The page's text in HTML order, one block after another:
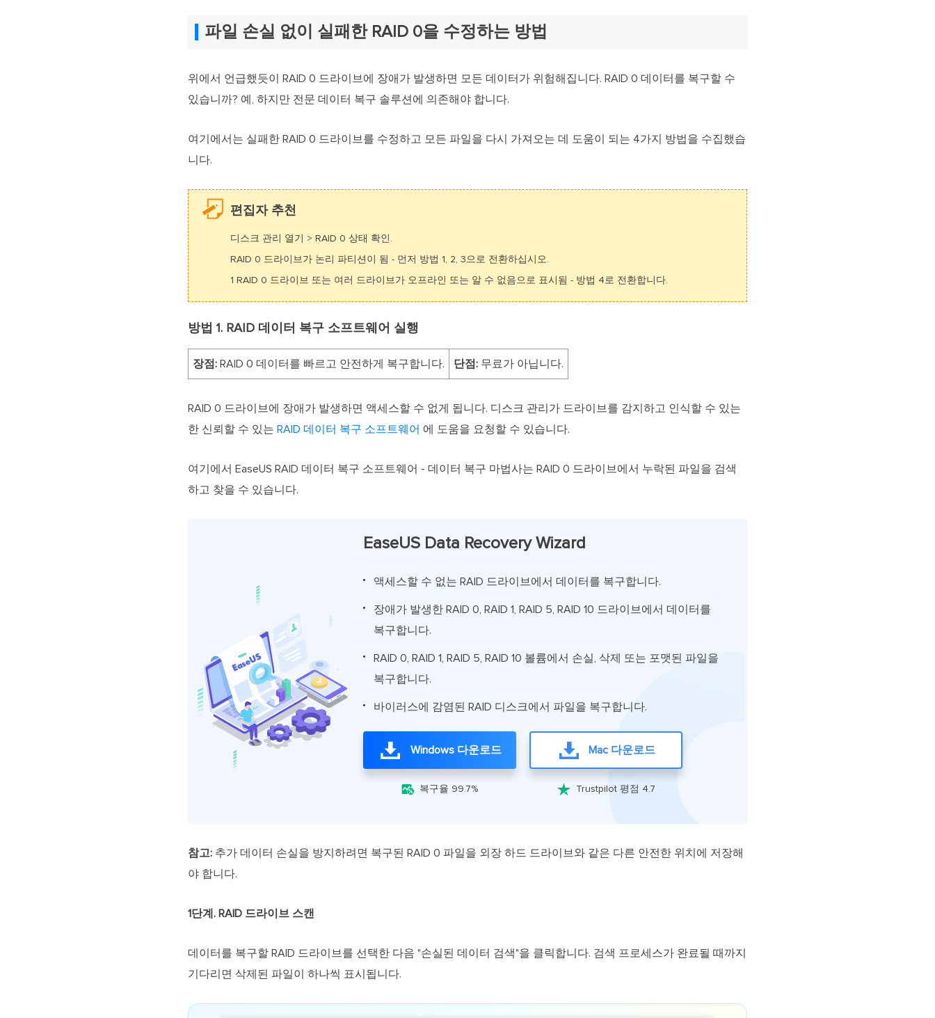
파일 손실 없이 실패한 RAID 0을 수정하는 방법
위에서 언급했듯이 RAID 0 드라이브에 장애가 발생하면 모든 데이터가 위험해집니다. RAID 0 데이터를 복구할 수
있습니까? 예, 하지만 전문 데이터 복구 솔루션에 의존해야 합니다.
여기에서는 실패한 RAID 0 드라이브를 수정하고 모든 파일을 다시 가져오는 데 도움이 되는 4가지 방법을 수집했습
니다.
편집자 추천
디스크 관리 열기 > RAID 0 상태 확인.
RAID 0 드라이브가 논리 파티션이 됨 - 먼저 방법 1, 2, 3으로 전환하십시오.
1 RAID 0 드라이브 또는 여러 드라이브가 오프라인 또는 알 수 없음으로 표시됨 - 방법 4로 전환합니다.
방법 1. RAID 데이터 복구 소프트웨어 실행
장점: RAID 0 데이터를 빠르고 안전하게 복구합니다. 단점: 무료가 아닙니다.
RAID 0 드라이브에 장애가 발생하면 액세스할 수 없게 됩니다. 디스크 관리가 드라이브를 감지하고 인식할 수 있는
한 신뢰할 수 있는 RAID 데이터 복구 소프트웨어 에 도움을 요청할 수 있습니다.
여기에서 EaseUS RAID 데이터 복구 소프트웨어 - 데이터 복구 마법사는 RAID 0 드라이브에서 누락된 파일을 검색
하고 찾을 수 있습니다.
EaseUS Data Recovery Wizard
액세스할 수 없는 RAID 드라이브에서 데이터를 복구합니다.
장애가 발생한 RAID 0, RAID 1, RAID 5, RAID 10 드라이브에서 데이터를
복구합니다.
RAID 0, RAID 1, RAID 5, RAID 10 볼륨에서 손실, 삭제 또는 포맷된 파일을
복구합니다.
바이러스에 감염된 RAID 디스크에서 파일을 복구합니다.
Windows 다운로드
 복구율 99.7%
Mac 다운로드
 Trustpilot 평점 4.7
참고: 추가 데이터 손실을 방지하려면 복구된 RAID 0 파일을 외장 하드 드라이브와 같은 다른 안전한 위치에 저장해
야 합니다.
1단계. RAID 드라이브 스캔
데이터를 복구할 RAID 드라이브를 선택한 다음 "손실된 데이터 검색"을 클릭합니다. 검색 프로세스가 완료될 때까지
기다리면 삭제된 파일이 하나씩 표시됩니다.